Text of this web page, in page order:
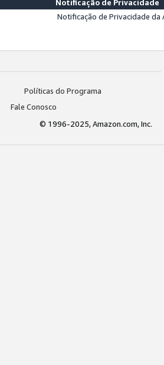
Notificação de Privacidade
Notificação de Privacidade
Políticas do Programa
Fale Conosco
© 1996-2025, Amazon.com, Inc.